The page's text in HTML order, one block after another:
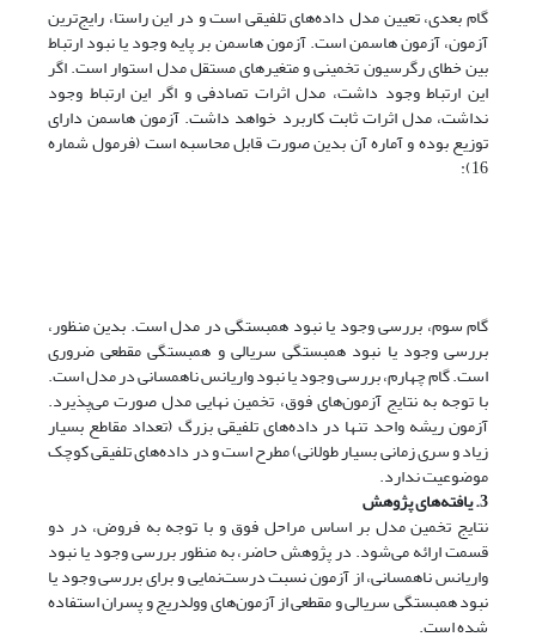
گام بعدی، تعیین مدل داده‌های تلفیقی است و در این راستا، رایج‌ترین
آزمون، آزمون هاسمن است. آزمون هاسمن بر پایه وجود یا نبود ارتباط
بین خطای رگرسیون تخمینی و متغیرهای مستقل مدل استوار است. اگر
این ارتباط وجود داشت، مدل اثرات تصادفی و اگر این ارتباط وجود
نداشت، مدل اثرات ثابت کاربرد خواهد داشت. آزمون هاسمن دارای
توزیع بوده و آماره آن بدین صورت قابل محاسبه است (فرمول شماره
16):
گام سوم، بررسی وجود یا نبود همبستگی در مدل است. بدین منظور،
بررسی وجود یا نبود همبستگی سریالی و همبستگی مقطعی ضروری
است. گام چهارم، بررسی وجود یا نبود واریانس ناهمسانی در مدل است.
با توجه به نتایج آزمون‌های فوق، تخمین نهایی مدل صورت می‌پذیرد.
آزمون ریشه واحد تنها در داده‌های تلفیقی بزرگ (تعداد مقاطع بسیار
زیاد و سری زمانی بسیار طولانی) مطرح است و در داده‌های تلفیقی کوچک
موضوعیت ندارد.
3. یافته‌های پژوهش
نتایج تخمین مدل بر اساس مراحل فوق و با توجه به فروض، در دو
قسمت ارائه می‌شود. در پژوهش حاضر، به منظور بررسی وجود یا نبود
واریانس ناهمسانی، از آزمون نسبت درست‌نمایی و برای بررسی وجود یا
نبود همبستگی سریالی و مقطعی از آزمون‌های وولدریج و پسران استفاده
شده است.